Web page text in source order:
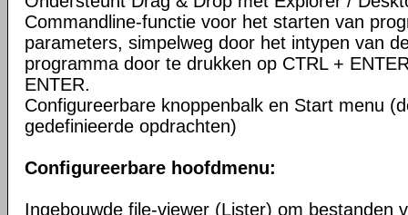
Commandline-functie voor het starten van
parameters, simpelweg door het intypen van
programma door te drukken op CTRL +
ENTER.
Configureerbare knoppenbalk en Start menu
gedefinieerde opdrachten)
Configureerbare hoofdmenu:
Ingebouwde file-viewer (Lister) om bestanden